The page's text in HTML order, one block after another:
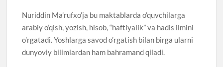
Nuriddin Ma’rufxo’ja bu maktablarda o’quvchilarga
arabiy o’qish, yozish, hisob, “haftiyalik” va hadis ilmini
o’rgatadi. Yoshlarga savod o’rgatish bilan birga ularni
dunyoviy bilimlardan ham bahramand qiladi.